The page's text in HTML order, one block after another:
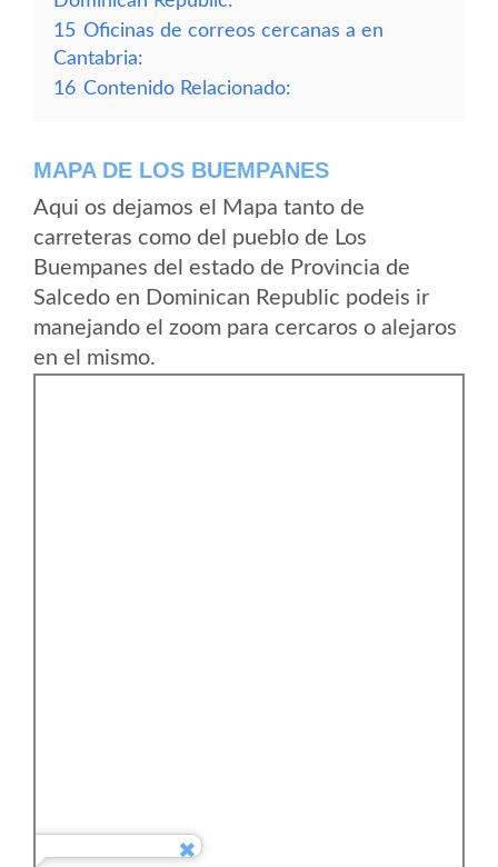
15 Oficinas de correos cercanas a en
Cantabria:
16 Contenido Relacionado:
MAPA DE LOS BUEMPANES
Aqui os dejamos el Mapa tanto de
carreteras como del pueblo de Los
Buempanes del estado de Provincia de
Salcedo en Dominican Republic podeis ir
manejando el zoom para cercaros o alejaros
en el mismo.